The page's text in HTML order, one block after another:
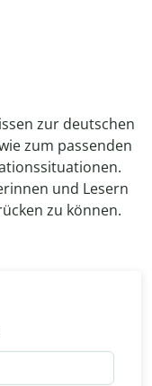
zur deutschen
zum passenden
und Lesern
zu können.